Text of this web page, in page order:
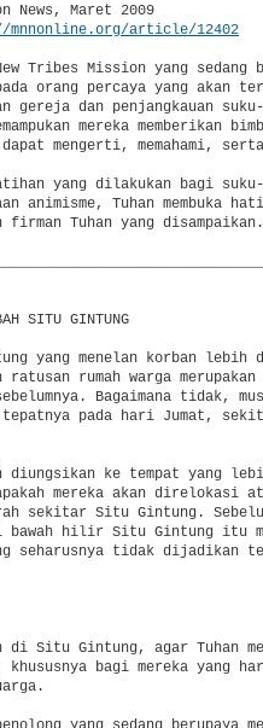
News, Maret 2009
article/12402
Tribes Mission yang sedang
orang percaya yang akan
gereja dan penjangkauan
mereka memberikan
mengerti, memahami,
yang dilakukan bagi
animisme, Tuhan membuka
firman Tuhan yang disampaikan.
SITU GINTUNG
yang menelan korban lebih
ratusan rumah warga merupakan
Bagaimana tidak,
pada hari Jumat,
diungsikan ke tempat yang
mereka akan direlokasi
sekitar Situ Gintung.
bawah hilir Situ Gintung itu
seharusnya tidak dijadikan
di Situ Gintung, agar Tuhan
khususnya bagi mereka yang